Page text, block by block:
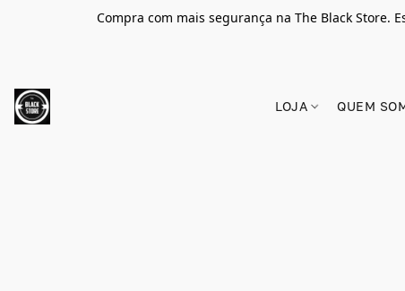
Compra com mais segurança na The Black Store.
LOJA QUEM